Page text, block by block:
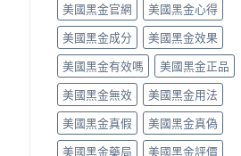
食〉
中
美國黑金官網
美國黑金心得
美國黑金成分
美國黑金效果
美國黑金有效嗎
美國黑金正品
美國黑金無效
美國黑金用法
美國黑金真假
美國黑金真偽
美國黑金藥局
美國黑金評價